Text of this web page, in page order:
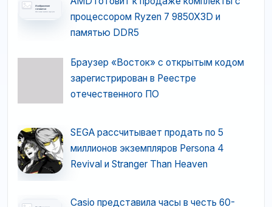
процессором Ryzen 7 9850X3D и
памятью DDR5
Браузер «Восток» с открытым кодом
зарегистрирован в Реестре
отечественного ПО
SEGA рассчитывает продать по 5
миллионов экземпляров Persona 4
Revival и Stranger Than Heaven
Casio представила часы в честь 60-